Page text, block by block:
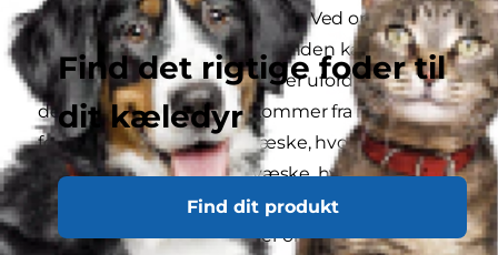
Find det rigtige foder til
dit kæledyr
Find dit produkt
den øverste del af tyndtarmen. Ved opkast vil du
sandsynligvis kunne høre hunden kaste op, og
der vil komme mad op, som er ufordøjet eller
delvist fordøjet. Hvis det kommer fra maven,
følges det ofte af en klar væske, hvorimod
væsken er gul eller grøn væske, hvis det
kommer fra tyndtarmen. Derudover findes der
andre almindelige advarsler om, at der er opkast